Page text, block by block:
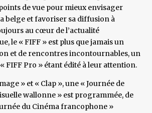
de vue pour mieux envisager
belge et favoriser sa diffusion à
au cœur de l’actualité
le « FIFF » est plus que jamais un
et de rencontres incontournables, un
FIFF Pro » étant édité à leur attention.
» et « Clap », une « Journée de
wallonne » est programmée, de
du Cinéma francophone »